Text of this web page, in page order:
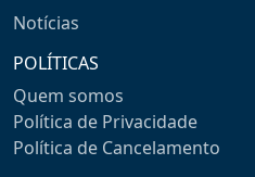
Notícias
POLÍTICAS
Quem somos
Política de Privacidade
Política de Cancelamento